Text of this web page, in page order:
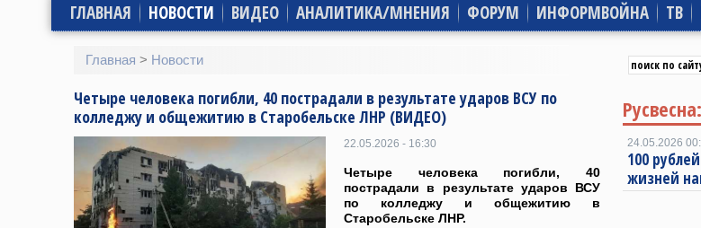
ГЛАВНАЯ НОВОСТИ ВИДЕО АНАЛИТИКА/МНЕНИЯ ФОРУМ ИНФОРМВОЙНА ТВ
Главная > Новости
Четыре человека погибли, 40 пострадали в результате ударов ВСУ по
колледжу и общежитию в Старобельске ЛНР (ВИДЕО)
22.05.2026 - 16:30
Четыре человека погибли, 40
пострадали в результате ударов ВСУ
по колледжу и общежитию в
Старобельске ЛНР.
24.05.2026
100
жизней